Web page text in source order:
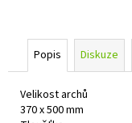
Popis Diskuze
Velikost archů
370 x 500 mm